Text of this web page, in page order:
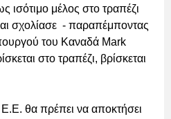
ισότιμο μέλος στο τραπέζι
σχολίασε - παραπέμποντας
του Καναδά Mark
στο τραπέζι, βρίσκεται
Ε.Ε. θα πρέπει να αποκτήσει